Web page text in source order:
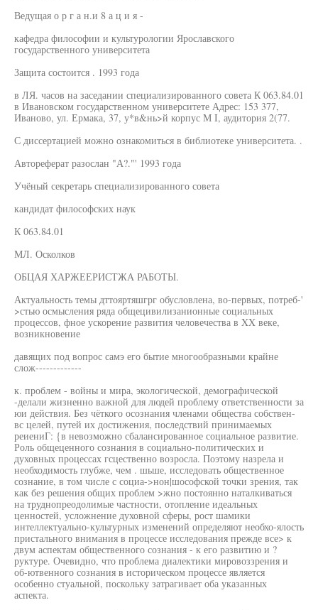
Ведущая о р г а н.и 8 а ц и я -
кафедра философии и культурологии Ярославского
государственного университета
Защита состоится . 1993 года
в ЛЯ. часов на заседании специализированного совета К 063.84.01
в Ивановском государственном университете Адрес: 153 377,
Иваново, ул. Ермака, 37, у*в&нь>й корпус М I, аудитория 2(77.
С диссертацией можно ознакомиться в библиотеке университета. .
Автореферат разослан "А?."' 1993 года
Учёный секретарь специализированного совета
кандидат философских наук
К 063.84.01
МЛ. Осколков
ОБЦАЯ ХАРЖЕЕРИСТЖА РАБОТЫ.
Актуальность темы дттояртяшгрг обусловлена, во-первых, потреб-'
>стью осмысления ряда общецивилизанионные социальных
процессов, фное ускорение развития человечества в XX веке,
возникновение
давящих под вопрос самэ его бытие многообразными крайне
слож-------------
к. проблем - войны и мира, экологической, демографической
-делали жизненно важной для людей проблему ответственности за
юи действия. Без чёткого осознания членами общества собствен-
вс целей, путей их достижения, последствий принимаемых
реиениГ: {в невозможно сбалансированное социальное развитие.
Роль общеценного сознания в социально-политических и
духовных процессах гсцественно возросла. Поэтому назрела и
необходимость глубже, чем . шьше, исследовать общественное
сознание, в том числе с социа->нон|шософской точки зрения, так
как без решения общих проблем >жно постоянно наталкиваться
на труднопреодолимые частности, отопление идеальных
ценностей, усложнение духовной сферы, рост шамики
интеллектуально-культурных изменений определяют необхо-ялость
пристального внимания в процессе исследования прежде все> к
двум аспектам общественного сознания - к его развитию и ?
руктуре. Очевидно, что проблема диалектики мировоззрения и
об-ютвенного сознания в историческом процессе является
особенно стуальной, поскольку затрагивает оба указанных
аспекта.